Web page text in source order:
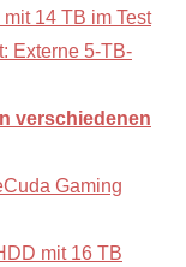
14 TB im Test
Externe 5-TB-
verschiedenen
Gaming
mit 16 TB